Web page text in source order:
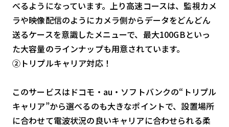
べるようになっています。上り高速コースは、監視カメ
ラや映像配信のようにカメラ側からデータをどんどん
送るケースを意識したメニューで、最大100GBといっ
た大容量のラインナップも用意されています。
②トリプルキャリア対応！
このサービスはドコモ・au・ソフトバンクの“トリプル
キャリア”から選べるのも大きなポイントで、設置場所
に合わせて電波状況の良いキャリアに合わせられる柔